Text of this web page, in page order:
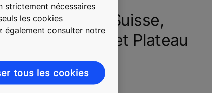
ouest de la Suisse,
lémanique et Plateau
strictement nécessaires
les cookies
également consulter notre
tous les cookies